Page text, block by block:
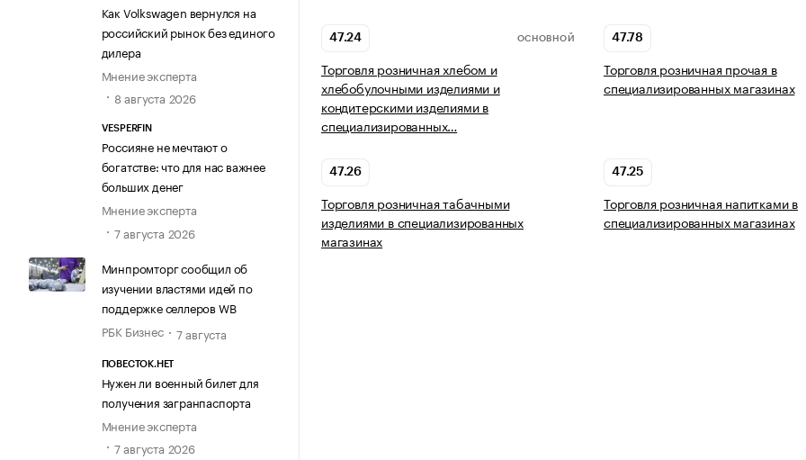
Как Volkswagen вернулся на
российский рынок без единого
дилера
Мнение эксперта
8 августа 2026
VESPERFIN
Россияне не мечтают о
богатстве: что для нас важнее
больших денег
Мнение эксперта
7 августа 2026
Минпромторг сообщил об
изучении властями идей по
поддержке селлеров WB
РБК Бизнес
7 августа
ПОВЕСТОК.НЕТ
Нужен ли военный билет для
получения загранпаспорта
Мнение эксперта
7 августа 2026
47.24 ОСНОВНОЙ
Торговля розничная хлебом и
хлебобулочными изделиями и
кондитерскими изделиями в
специализированных…
47.78
Торговля розничная прочая в
специализированных магазинах
47.26
Торговля розничная табачными
изделиями в специализированных
магазинах
47.25
Торговля розничная напитками в
специализированных магазинах